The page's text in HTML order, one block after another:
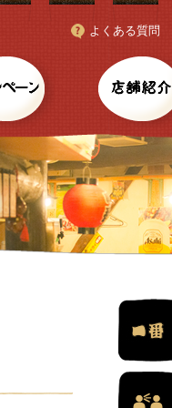
よくある質問
キャンペーン